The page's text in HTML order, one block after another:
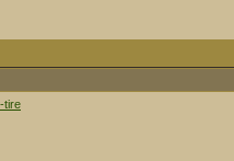
tire